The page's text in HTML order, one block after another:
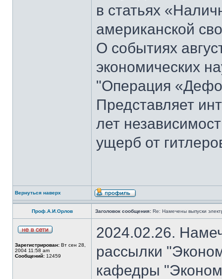
в статьях
американской
О событиях
экономических
"Операция
Представляет
лет
ущерб от
Вернуться наверх
Проф.А.И.Орлов Заголовок сообщения: Re: Намечены выпуски
Зарегистрирован: Вт сен 28,
2004 11:58 am
Сообщений: 12459
2024.02.26.
рассылки
кафедры